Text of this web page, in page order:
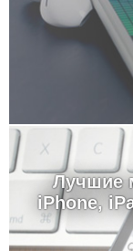
Лучшие
iPhone,